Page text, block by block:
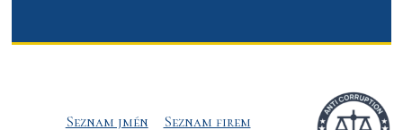
Seznam jmén
Seznam firem